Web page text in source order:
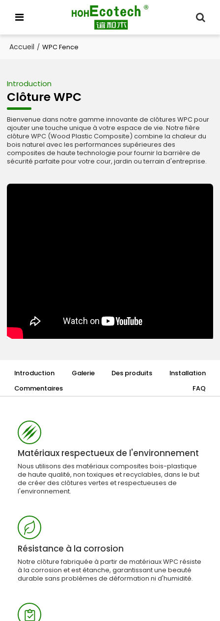
Accueil / WPC Fence
Introduction
Clôture WPC
Bienvenue dans notre gamme innovante de clôtures WPC pour
ajouter une touche unique à votre espace de vie. Notre fière
clôture WPC (Wood Plastic Composite) combine la chaleur du
bois naturel avec les performances supérieures des
composites de haute technologie pour fournir la barrière de
sécurité parfaite pour votre cour, jardin ou terrain d'entreprise.
Introduction Galerie Des produits
Installation
Commentaires
FAQ
Matériaux respectueux de l'environnement
Nous utilisons des matériaux composites bois-plastique
de haute qualité, non toxiques et recyclables, dans le but
de créer des clôtures vertes et respectueuses de
l'environnement.
Résistance à la corrosion
Notre clôture fabriquée à partir de matériaux WPC résiste
à la corrosion et est étanche, garantissant une beauté
durable sans problèmes de déformation ni d'humidité.